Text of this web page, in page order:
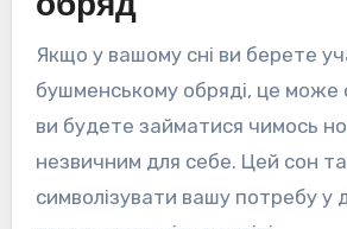
обряд
Якщо у вашому сні ви берете
бушменському обряді, це може
ви будете займатися чимось
незвичним для себе. Цей сон
символізувати вашу потребу у